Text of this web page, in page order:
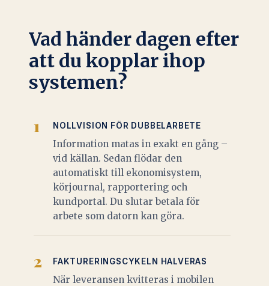
Vad händer dagen efter
att du kopplar ihop
systemen?
1 NOLLVISION FÖR DUBBELARBETE
Information matas in exakt en gång –
vid källan. Sedan flödar den
automatiskt till ekonomisystem,
körjournal, rapportering och
kundportal. Du slutar betala för
arbete som datorn kan göra.
2 FAKTURERINGSCYKELN HALVERAS
När leveransen kvitteras i mobilen